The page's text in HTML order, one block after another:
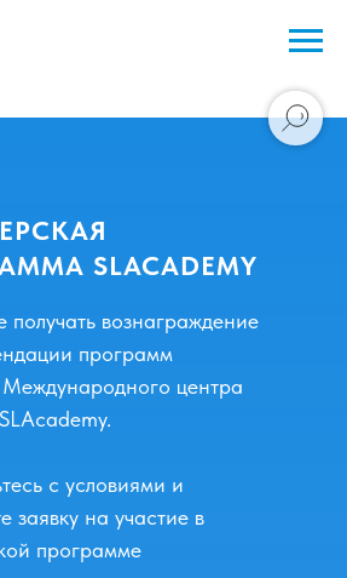
SLACADEMY
получать вознаграждение
программ
центра
с условиями и
заявку на участие в
программе